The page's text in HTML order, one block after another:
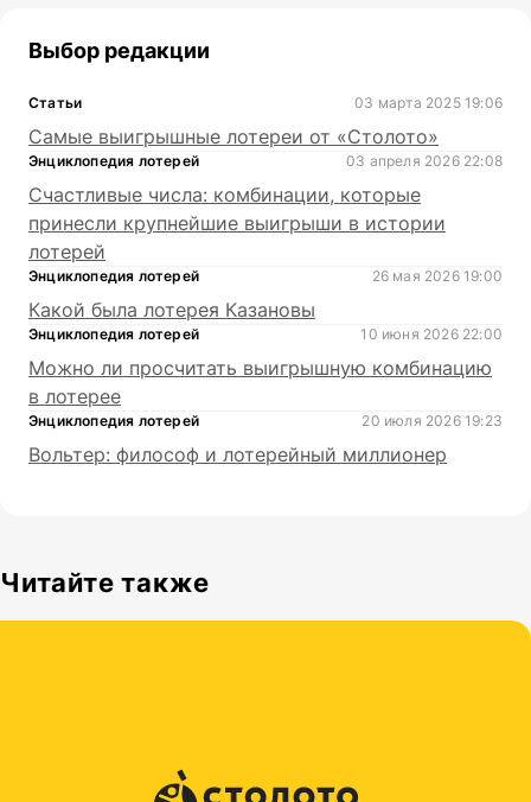
Выбор редакции
Статьи 03 марта 2025 19:06
Самые выигрышные лотереи от «Столото»
Энциклопедия лотерей 03 апреля 2026 22:08
Счастливые числа: комбинации, которые
принесли крупнейшие выигрыши в истории
лотерей
Энциклопедия лотерей 26 мая 2026 19:00
Какой была лотерея Казановы
Энциклопедия лотерей 10 июня 2026 22:00
Можно ли просчитать выигрышную комбинацию
в лотерее
Энциклопедия лотерей 20 июля 2026 19:23
Вольтер: философ и лотерейный миллионер
Читайте также